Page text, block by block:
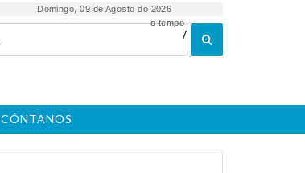
Domingo, 09 de Agosto do 2026
/
o tempo
CÓNTANOS